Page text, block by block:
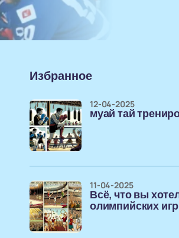
Избранное
муай тай
12-04-2025
Всё, что вы
олимпийских игр
11-04-2025